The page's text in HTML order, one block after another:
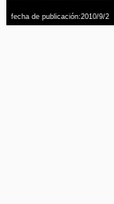
fecha de publicación:2010/9/2